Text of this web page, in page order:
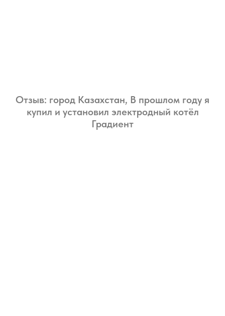
Отзыв: город Казахстан, В прошлом году я
купил и установил электродный котёл
Градиент